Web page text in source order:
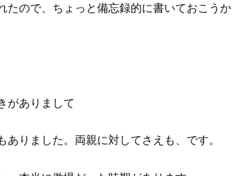
たので、ちょっと備忘録的に書いておこうか
がありまして
りました。両親に対してさえも、です。